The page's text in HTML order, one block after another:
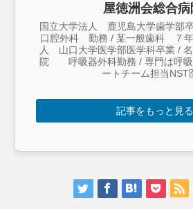
屋徳洲会総合病
国立大学法人 鹿児島大学歯学部
口腔外科 勤務 / 某一般歯科 ７年
人 山口大学医学部医学科卒業 /
院 呼吸器外科勤務 / 専門は呼吸
ートチーム担当NST
記事をもっと見る